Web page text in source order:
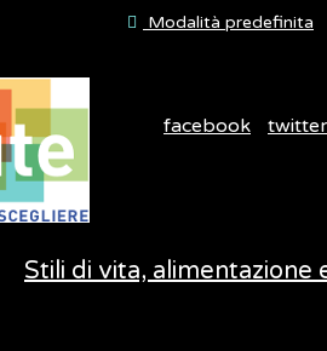
Modalità predefinita
facebook twitter
Stili di vita, alimentazione